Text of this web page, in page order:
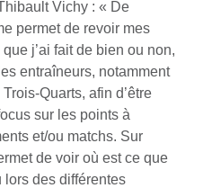
Vichy : « De
permet de revoir mes
j’ai fait de bien ou non,
entraîneurs, notamment
Quarts, afin d’être
sur les points à
et/ou matchs. Sur
de voir où est ce que
lors des différentes